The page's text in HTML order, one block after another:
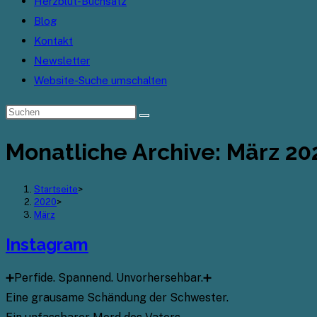
Blog
Kontakt
Newsletter
Website-Suche umschalten
Monatliche Archive: März
Startseite>
2020>
März
Instagram
➕Perfide. Spannend. Unvorhersehbar.➕
Eine grausame Schändung der Schwester.